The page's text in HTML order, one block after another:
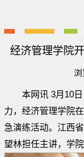
经济管理学院
浏
本网讯 3月10
力，经济管理学院
急演练活动。江西
望林担任主讲，学